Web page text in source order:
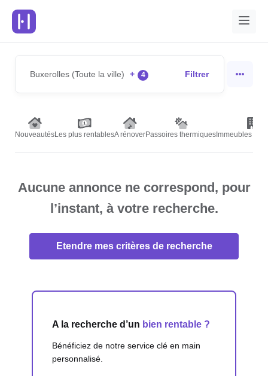
Buxerolles (Toute la ville) + 4 Filtrer
NouveautésLes plus rentablesA rénoverPassoires thermiques Immeubles de
Aucune annonce ne correspond, pour
l’instant, à votre recherche.
Etendre mes critères de recherche
A la recherche d’un bien rentable ?
Bénéficiez de notre service clé en main
personnalisé.